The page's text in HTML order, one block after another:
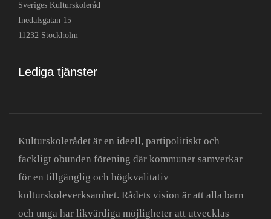
Sveriges Kulturskoleråd
Inedalsgatan 15
11232 Stockholm
Lediga tjänster
Kulturskolerådet är en ideell, partipolitiskt och
fackligt obunden förening där kommuner samverkar
för en tillgänglig och högkvalitativ
kulturskoleverksamhet. Rådets vision är att alla barn
och unga har likvärdiga möjligheter att utvecklas